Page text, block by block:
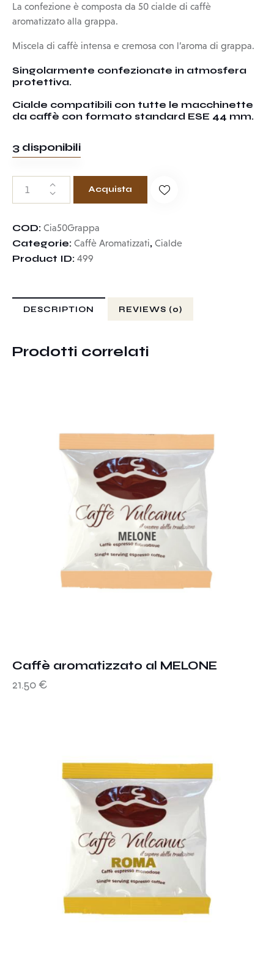
La confezione è composta da 50 cialde di caffè
aromatizzato alla grappa.
Miscela di caffè intensa e cremosa con l’aroma di grappa.
Singolarmente confezionate in atmosfera
protettiva.
Cialde compatibili con tutte le macchinette
da caffè con formato standard ESE 44 mm.
3 disponibili
Acquista
COD: Cia50Grappa
Categorie: Caffè Aromatizzati, Cialde
Product ID: 499
DESCRIPTION REVIEWS (0)
Prodotti correlati
Caffè aromatizzato al MELONE
21.50 €